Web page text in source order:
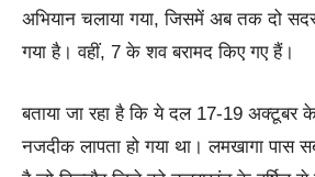
अभियान चलाया गया, जिसमें अब तक दो
गया है। वहीं, 7 के शव बरामद किए गए हैं।
बताया जा रहा है कि ये दल 17-19 अक्टूबर
नजदीक लापता हो गया था। लमखागा पास